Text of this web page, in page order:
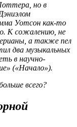
но в
Уотсон как-то
К сожалению, не
а также пел
два музыкальных
в научно-
(«Начало»).
всего?